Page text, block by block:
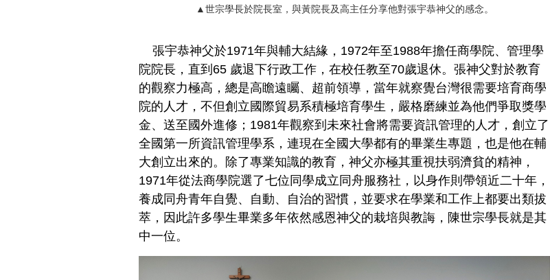
▲世宗學長於院長室，與黃院長及高主任分享他對張宇恭神父的感念。
張宇恭神父於1971年與輔大結緣，1972年至1988年擔任商學院、管理學
院院長，直到65 歲退下行政工作，在校任教至70歲退休。張神父對於教育
的觀察力極高，總是高瞻遠矚、超前領導，當年就察覺台灣很需要培育商學
院的人才，不但創立國際貿易系積極培育學生，嚴格磨練並為他們爭取獎學
金、送至國外進修；1981年觀察到未來社會將需要資訊管理的人才，創立了
全國第一所資訊管理學系，連現在全國大學都有的畢業生專題，也是他在輔
大創立出來的。除了專業知識的教育，神父亦極其重視扶弱濟貧的精神，
1971年從法商學院選了七位同學成立同舟服務社，以身作則帶領近二十年，
養成同舟青年自覺、自動、自治的習慣，並要求在學業和工作上都要出類拔
萃，因此許多學生畢業多年依然感恩神父的栽培與教誨，陳世宗學長就是其
中一位。